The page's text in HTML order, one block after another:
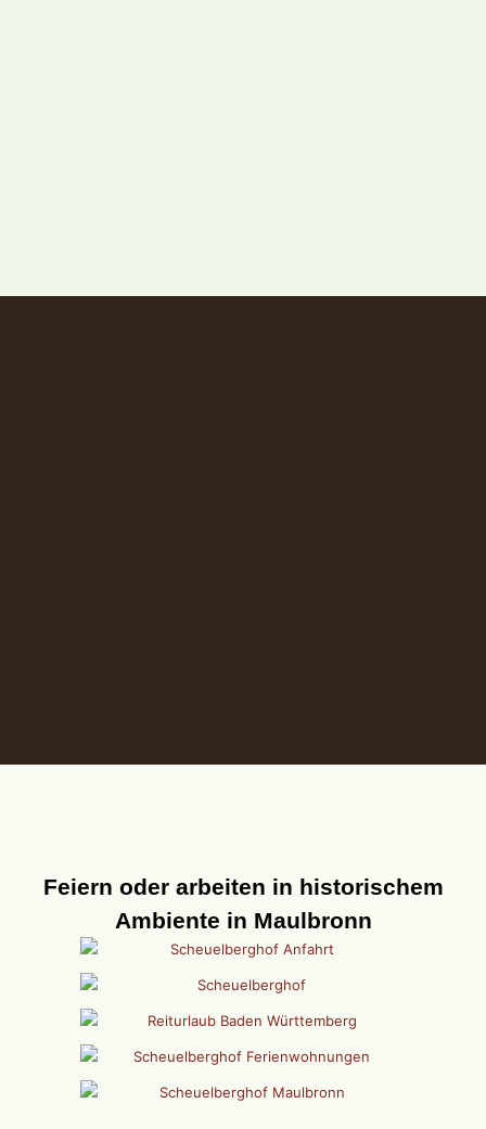
Feiern oder arbeiten in historischem
Ambiente in Maulbronn